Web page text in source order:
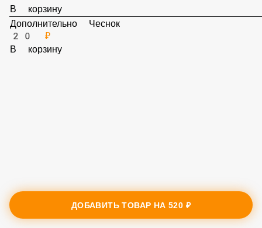
Дополнительно Картошка
60 ₽
В корзину
ДОБАВИТЬ ТОВАР НА520 ₽